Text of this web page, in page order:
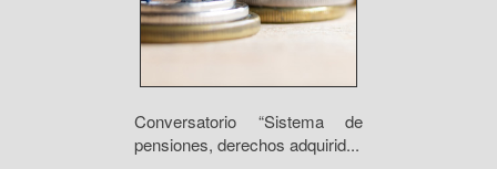
Conversatorio “Sistema de
pensiones, derechos adquirid...